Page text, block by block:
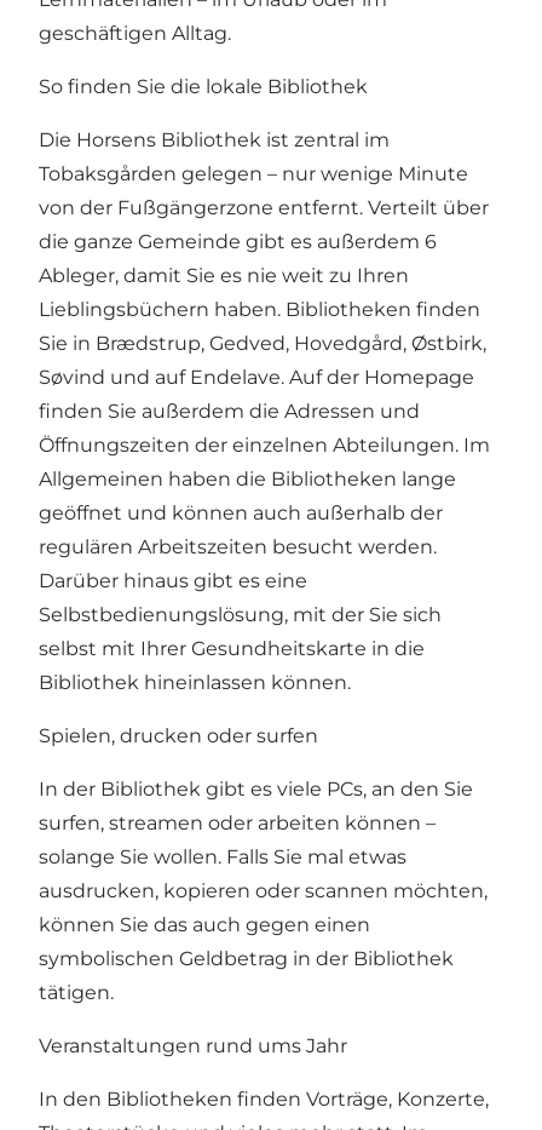
geschäftigen Alltag.
So finden Sie die lokale Bibliothek
Die Horsens Bibliothek ist zentral im
Tobaksgården gelegen – nur wenige Minute
von der Fußgängerzone entfernt. Verteilt über
die ganze Gemeinde gibt es außerdem 6
Ableger, damit Sie es nie weit zu Ihren
Lieblingsbüchern haben. Bibliotheken finden
Sie in Brædstrup, Gedved, Hovedgård, Østbirk,
Søvind und auf Endelave. Auf der Homepage
finden Sie außerdem die Adressen und
Öffnungszeiten der einzelnen Abteilungen. Im
Allgemeinen haben die Bibliotheken lange
geöffnet und können auch außerhalb der
regulären Arbeitszeiten besucht werden.
Darüber hinaus gibt es eine
Selbstbedienungslösung, mit der Sie sich
selbst mit Ihrer Gesundheitskarte in die
Bibliothek hineinlassen können.
Spielen, drucken oder surfen
In der Bibliothek gibt es viele PCs, an den Sie
surfen, streamen oder arbeiten können –
solange Sie wollen. Falls Sie mal etwas
ausdrucken, kopieren oder scannen möchten,
können Sie das auch gegen einen
symbolischen Geldbetrag in der Bibliothek
tätigen.
Veranstaltungen rund ums Jahr
In den Bibliotheken finden Vorträge, Konzerte,